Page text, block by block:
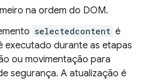
na ordem do DOM.
selectedcontent é
executado durante as etapas
ou movimentação para
segurança. A atualização é